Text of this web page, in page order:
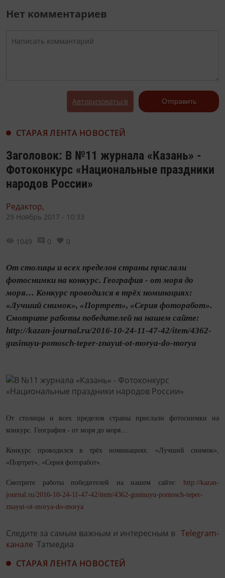
Нет комментариев
Авторизоваться Отправить
СТАРАЯ ЛЕНТА НОВОСТЕЙ
Заголовок: В №11 журнала «Казань» -
Фотоконкурс «Национальные праздники
народов России»
Редактор,
29 Ноябрь 2017 - 10:33
1049 0 0
От столицы и всех пределов страны прислали
фотоснимки на конкурс. География - от моря до
моря… Конкурс проводился в трёх номинациях:
«Лучший снимок», «Портрет», «Серия фоторабот».
Смотрите работы победителей на нашем сайте:
http://kazan-journal.ru/2016-10-24-11-47-42/item/4362-
gusinuyu-pomosch-teper-znayut-ot-morya-do-morya
От столицы и всех пределов страны прислали фотоснимки на
конкурс. География - от моря до моря…
Конкурс проводился в трёх номинациях: «Лучший снимок»,
«Портрет», «Серия фоторабот».
Смотрите работы победителей на нашем сайте: http://kazan-
journal.ru/2016-10-24-11-47-42/item/4362-gusinuyu-pomosch-teper-
znayut-ot-morya-do-morya
Следите за самым важным и интересным в Telegram-
канале Татмедиа
СТАРАЯ ЛЕНТА НОВОСТЕЙ